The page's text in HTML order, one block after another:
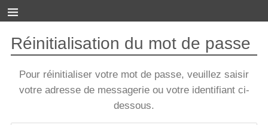
Réinitialisation du mot de passe
Pour réinitialiser votre mot de passe, veuillez saisir
votre adresse de messagerie ou votre identifiant ci-
dessous.